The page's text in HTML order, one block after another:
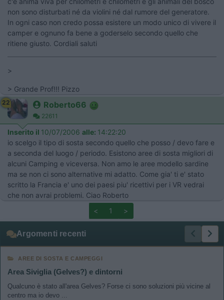
non sono disturbati né da violini né dal rumore del generatore.
In ogni caso non credo possa esistere un modo unico di vivere il
camper e ognuno fa bene a goderselo secondo quello che
ritiene giusto. Cordiali saluti
>
> Grande Prof!!! Pizzo
22 Roberto66
22611
Inserito il 10/07/2006 alle: 14:22:20
io scelgo il tipo di sosta secondo quello che posso / devo fare e
a seconda del luogo / periodo. Esistono aree di sosta migliori di
alcuni Camping e viceversa. Non amo le aree modello sardine
ma se non ci sono alternative mi adatto. Come gia' ti e' stato
scritto la Francia e' uno dei paesi piu' ricettivi per i VR vedrai
che non avrai problemi. Ciao Roberto
<
1 >
Argomenti recenti
AREE DI SOSTA E CAMPEGGI
Area Siviglia (Gelves?) e dintorni
Qualcuno è stato all'area Gelves? Forse ci sono soluzioni più vicine al
centro ma io devo ...